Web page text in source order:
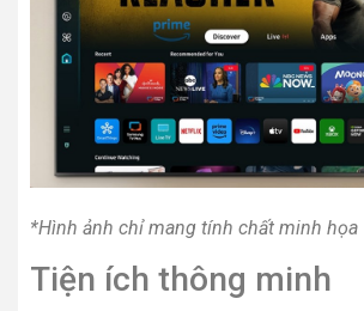
*Hình ảnh chỉ mang tính chất minh họa
Tiện ích thông minh